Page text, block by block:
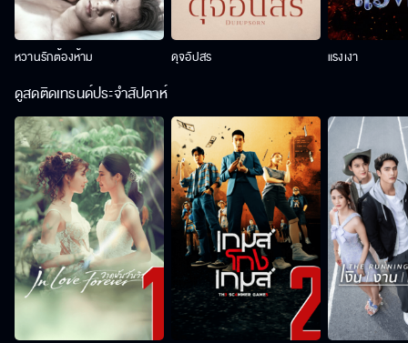
หวานรักต้องห้าม ดุจอัปสร แรงเงา
ดูสดติดเทรนด์ประจำสัปดาห์